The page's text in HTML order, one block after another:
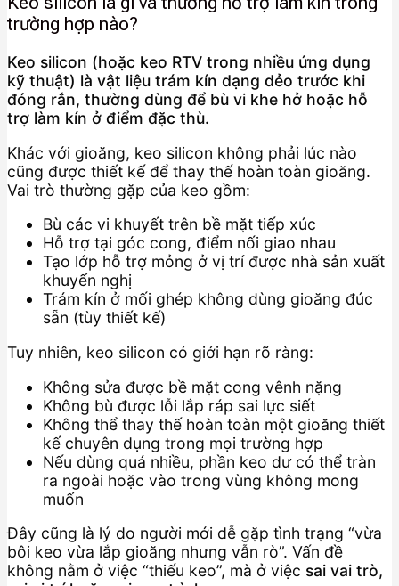
trường hợp nào?
Keo silicon (hoặc keo RTV trong nhiều ứng dụng
kỹ thuật) là vật liệu trám kín dạng dẻo trước khi
đóng rắn, thường dùng để bù vi khe hở hoặc hỗ
trợ làm kín ở điểm đặc thù.
Khác với gioăng, keo silicon không phải lúc nào
cũng được thiết kế để thay thế hoàn toàn gioăng.
Vai trò thường gặp của keo gồm:
Bù các vi khuyết trên bề mặt tiếp xúc
Hỗ trợ tại góc cong, điểm nối giao nhau
Tạo lớp hỗ trợ mỏng ở vị trí được nhà sản xuất
khuyến nghị
Trám kín ở mối ghép không dùng gioăng đúc
sẵn (tùy thiết kế)
Tuy nhiên, keo silicon có giới hạn rõ ràng:
Không sửa được bề mặt cong vênh nặng
Không bù được lỗi lắp ráp sai lực siết
Không thể thay thế hoàn toàn một gioăng thiết
kế chuyên dụng trong mọi trường hợp
Nếu dùng quá nhiều, phần keo dư có thể tràn
ra ngoài hoặc vào trong vùng không mong
muốn
Đây cũng là lý do người mới dễ gặp tình trạng “vừa
bôi keo vừa lắp gioăng nhưng vẫn rò”. Vấn đề
không nằm ở việc “thiếu keo”, mà ở việc sai vai trò,